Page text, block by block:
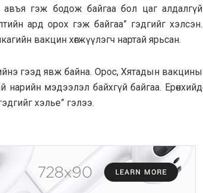
гэж бодож байгаа бол цаг алдалгүй
ард орох гэж байгаа” гэдгийг хэлсэн.
вакцин хөгжүүлэгч нартай ярьсан.
гээд явж байна. Орос, Хятадын вакцины
мэдээлэл байхгүй байгаа. Ерөнхийдөө
хэлье” гэлээ.